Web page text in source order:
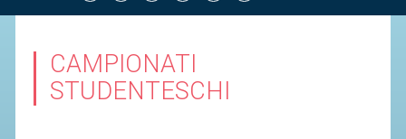
CAMPIONATI
STUDENTESCHI
ORGANI TERRITORIALI
CARTE FEDERALI